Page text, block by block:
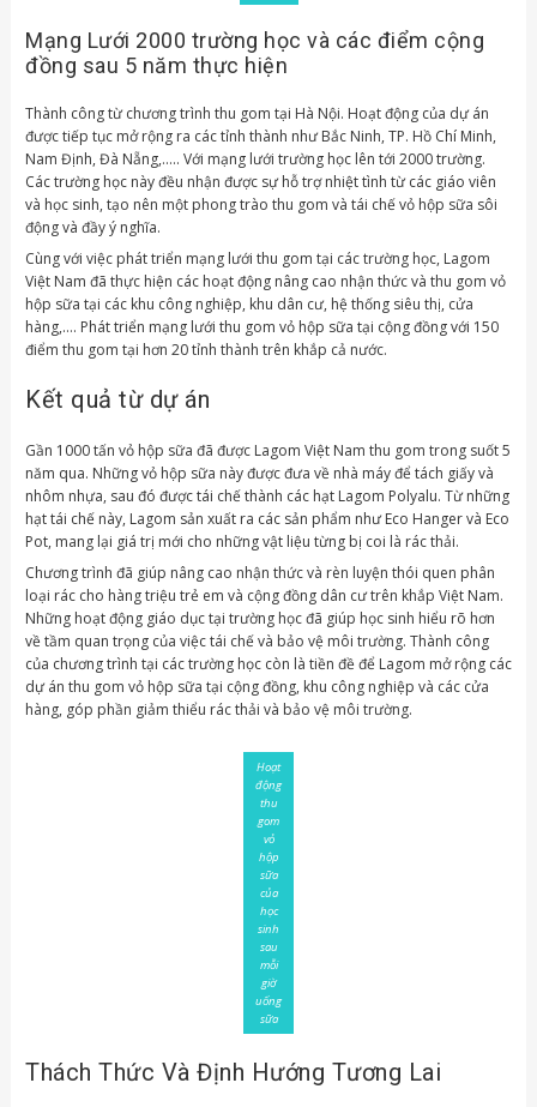
Mạng Lưới 2000 trường học và các điểm cộng
đồng sau 5 năm thực hiện
Thành công từ chương trình thu gom tại Hà Nội. Hoạt động của dự án
được tiếp tục mở rộng ra các tỉnh thành như Bắc Ninh, TP. Hồ Chí Minh,
Nam Định, Đà Nẵng,….. Với mạng lưới trường học lên tới 2000 trường.
Các trường học này đều nhận được sự hỗ trợ nhiệt tình từ các giáo viên
và học sinh, tạo nên một phong trào thu gom và tái chế vỏ hộp sữa sôi
động và đầy ý nghĩa.
Cùng với việc phát triển mạng lưới thu gom tại các trường học, Lagom
Việt Nam đã thực hiện các hoạt động nâng cao nhận thức và thu gom vỏ
hộp sữa tại các khu công nghiệp, khu dân cư, hệ thống siêu thị, cửa
hàng,…. Phát triển mạng lưới thu gom vỏ hộp sữa tại cộng đồng với 150
điểm thu gom tại hơn 20 tỉnh thành trên khắp cả nước.
Kết quả từ dự án
Gần 1000 tấn vỏ hộp sữa đã được Lagom Việt Nam thu gom trong suốt 5
năm qua. Những vỏ hộp sữa này được đưa về nhà máy để tách giấy và
nhôm nhựa, sau đó được tái chế thành các hạt Lagom Polyalu. Từ những
hạt tái chế này, Lagom sản xuất ra các sản phẩm như Eco Hanger và Eco
Pot, mang lại giá trị mới cho những vật liệu từng bị coi là rác thải.
Chương trình đã giúp nâng cao nhận thức và rèn luyện thói quen phân
loại rác cho hàng triệu trẻ em và cộng đồng dân cư trên khắp Việt Nam.
Những hoạt động giáo dục tại trường học đã giúp học sinh hiểu rõ hơn
về tầm quan trọng của việc tái chế và bảo vệ môi trường. Thành công
của chương trình tại các trường học còn là tiền đề để Lagom mở rộng các
dự án thu gom vỏ hộp sữa tại cộng đồng, khu công nghiệp và các cửa
hàng, góp phần giảm thiểu rác thải và bảo vệ môi trường.
Hoạt
động
thu
gom
vỏ
hộp
sữa
của
học
sinh
sau
mỗi
giờ
uống
sữa
Thách Thức Và Định Hướng Tương Lai